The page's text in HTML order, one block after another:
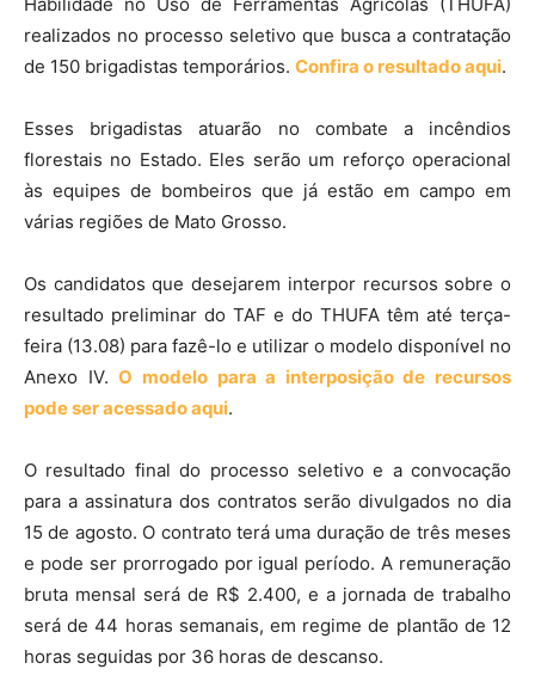
Habilidade no Uso de Ferramentas Agrícolas (THUFA)
realizados no processo seletivo que busca a contratação
de 150 brigadistas temporários. Confira o resultado aqui.
Esses brigadistas atuarão no combate a incêndios
florestais no Estado. Eles serão um reforço operacional
às equipes de bombeiros que já estão em campo em
várias regiões de Mato Grosso.
Os candidatos que desejarem interpor recursos sobre o
resultado preliminar do TAF e do THUFA têm até terça-
feira (13.08) para fazê-lo e utilizar o modelo disponível no
Anexo IV.O modelo para a interposição de recursos
pode ser acessado aqui.
O resultado final do processo seletivo e a convocação
para a assinatura dos contratos serão divulgados no dia
15 de agosto. O contrato terá uma duração de três meses
e pode ser prorrogado por igual período. A remuneração
bruta mensal será de R$ 2.400, e a jornada de trabalho
será de 44 horas semanais, em regime de plantão de 12
horas seguidas por 36 horas de descanso.